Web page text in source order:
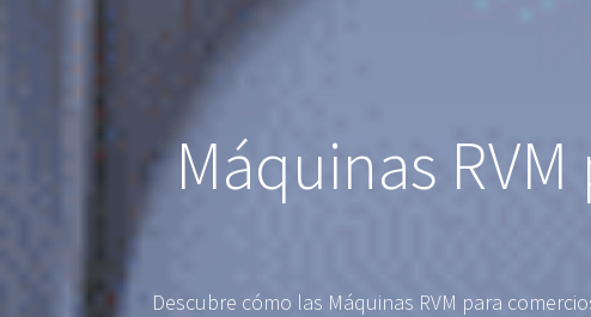
Máquinas
Descubre cómo las Máquinas RVM para